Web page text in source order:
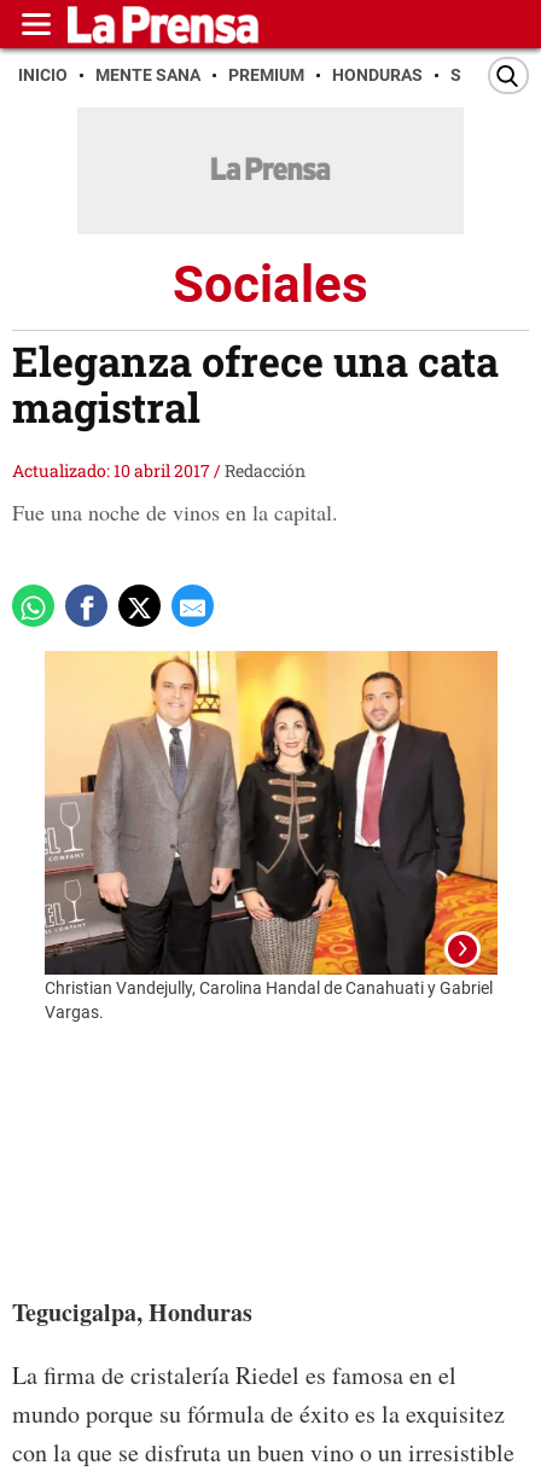
INICIO MENTE SANA PREMIUM HONDURAS SAN PEDRO
Sociales
Eleganza ofrece una cata
magistral
Actualizado: 10 abril 2017/Redacción
Fue una noche de vinos en la capital.
Christian Vandejully, Carolina Handal de Canahuati y Gabriel
Vargas.
Tegucigalpa, Honduras
La firma de cristalería Riedel es famosa en el
mundo porque su fórmula de éxito es la exquisitez
con la que se disfruta un buen vino o un irresistible